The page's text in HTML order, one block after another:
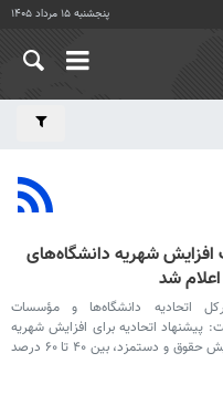
پنجشنبه ۱۵ مرداد ۱۴۰۵
شهریه دانشگاه‌های
اعلام شد
اتحادیه دانشگاه‌ها و مؤسسات
پیشنهاد اتحادیه برای افزایش شهریه
بر مبنای میانگین نرخ رسمی تورم و افزایش حقوق و دستمزد، بین ۴۰ تا ۶۰ درصد